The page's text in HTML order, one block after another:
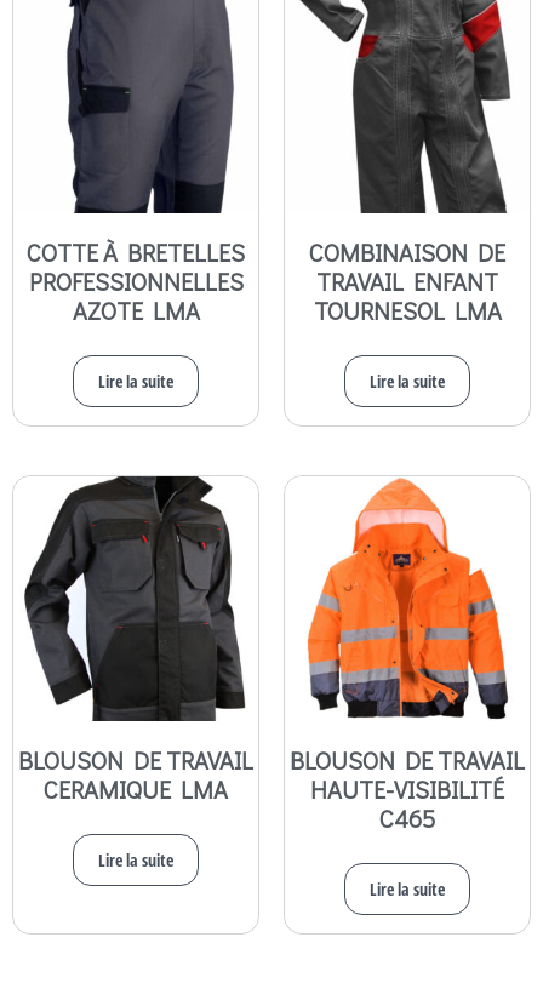
COTTE À BRETELLES
PROFESSIONNELLES
AZOTE LMA
Lire la suite
COMBINAISON DE
TRAVAIL ENFANT
TOURNESOL LMA
Lire la suite
BLOUSON DE TRAVAIL
CERAMIQUE LMA
Lire la suite
BLOUSON DE TRAVAIL
HAUTE-VISIBILITÉ
C465
Lire la suite